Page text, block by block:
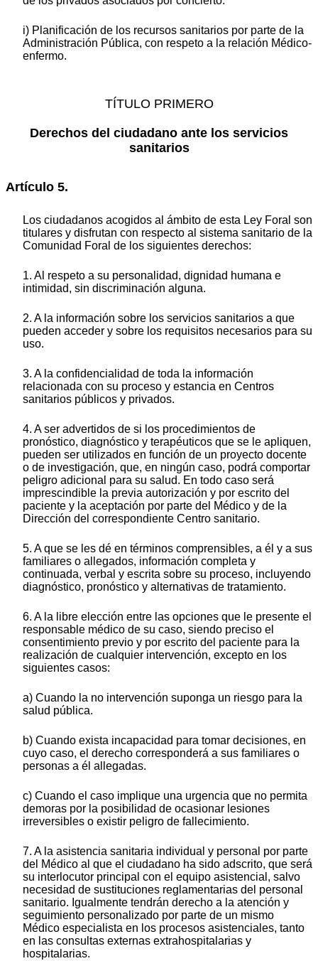
i) Planificación de los recursos sanitarios por parte de la
Administración Pública, con respeto a la relación Médico-
enfermo.
TÍTULO PRIMERO
Derechos del ciudadano ante los servicios
sanitarios
Artículo 5.
Los ciudadanos acogidos al ámbito de esta Ley Foral son
titulares y disfrutan con respecto al sistema sanitario de la
Comunidad Foral de los siguientes derechos:
1. Al respeto a su personalidad, dignidad humana e
intimidad, sin discriminación alguna.
2. A la información sobre los servicios sanitarios a que
pueden acceder y sobre los requisitos necesarios para su
uso.
3. A la confidencialidad de toda la información
relacionada con su proceso y estancia en Centros
sanitarios públicos y privados.
4. A ser advertidos de si los procedimientos de
pronóstico, diagnóstico y terapéuticos que se le apliquen,
pueden ser utilizados en función de un proyecto docente
o de investigación, que, en ningún caso, podrá comportar
peligro adicional para su salud. En todo caso será
imprescindible la previa autorización y por escrito del
paciente y la aceptación por parte del Médico y de la
Dirección del correspondiente Centro sanitario.
5. A que se les dé en términos comprensibles, a él y a sus
familiares o allegados, información completa y
continuada, verbal y escrita sobre su proceso, incluyendo
diagnóstico, pronóstico y alternativas de tratamiento.
6. A la libre elección entre las opciones que le presente el
responsable médico de su caso, siendo preciso el
consentimiento previo y por escrito del paciente para la
realización de cualquier intervención, excepto en los
siguientes casos:
a) Cuando la no intervención suponga un riesgo para la
salud pública.
b) Cuando exista incapacidad para tomar decisiones, en
cuyo caso, el derecho corresponderá a sus familiares o
personas a él allegadas.
c) Cuando el caso implique una urgencia que no permita
demoras por la posibilidad de ocasionar lesiones
irreversibles o existir peligro de fallecimiento.
7. A la asistencia sanitaria individual y personal por parte
del Médico al que el ciudadano ha sido adscrito, que será
su interlocutor principal con el equipo asistencial, salvo
necesidad de sustituciones reglamentarias del personal
sanitario. Igualmente tendrán derecho a la atención y
seguimiento personalizado por parte de un mismo
Médico especialista en los procesos asistenciales, tanto
en las consultas externas extrahospitalarias y
hospitalarias.